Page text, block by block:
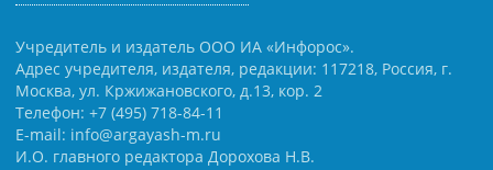
Учредитель и издатель ООО ИА «Инфорос».
Адрес учредителя, издателя, редакции: 117218, Россия, г.
Москва, ул. Кржижановского, д.13, кор. 2
Телефон: +7 (495) 718-84-11
E-mail: info@argayash-m.ru
И.О. главного редактора Дорохова Н.В.